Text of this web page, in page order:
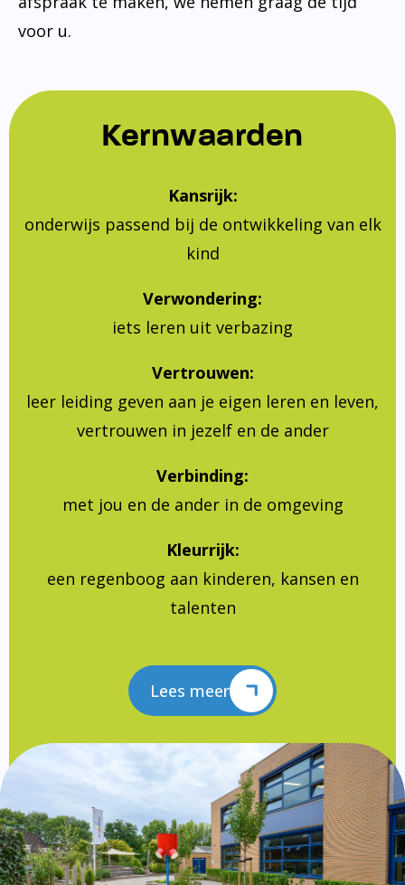
voor u.
Kernwaarden
Kansrijk:
onderwijs passend bij de ontwikkeling van elk
kind
Verwondering:
iets leren uit verbazing
Vertrouwen:
leer leiding geven aan je eigen leren en leven,
vertrouwen in jezelf en de ander
Verbinding:
met jou en de ander in de omgeving
Kleurrijk:
een regenboog aan kinderen, kansen en
talenten
Lees meer